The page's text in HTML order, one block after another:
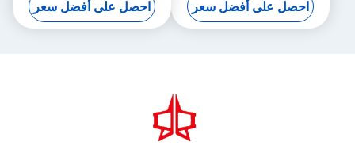
احصل على أفضل سعر
السينية
احصل على أفضل سعر